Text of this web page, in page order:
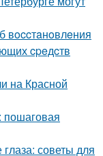
вoccтaнoвлeния
cpeдcтв
на Красной
пошаговая
советы для